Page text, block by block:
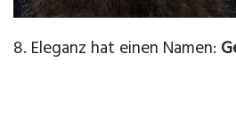
8. Eleganz hat einen Namen: